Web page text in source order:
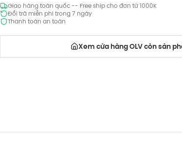
Giao hàng toàn quốc -- Free ship cho đơn từ 1000K
Đổi trả miễn phí trong 7 ngày
Thanh toán an toàn
Xem cửa hàng OLV còn sản